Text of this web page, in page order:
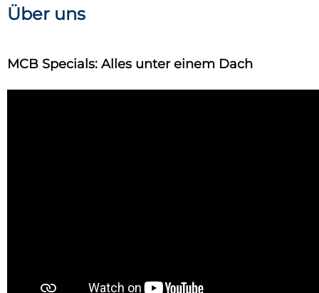
Unsere Produktspezialisten
Unsere Branchen
News
Über uns
MCB Specials: Alles unter einem Dach